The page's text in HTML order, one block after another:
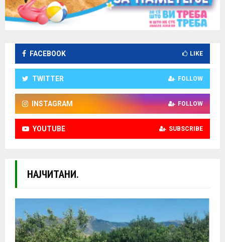
FACEBOOK LIKE
TWITTER FOLLOW
INSTAGRAM FOLLOW
YOUTUBE SUBSCRIBE
НАЈЧИТАНИ.